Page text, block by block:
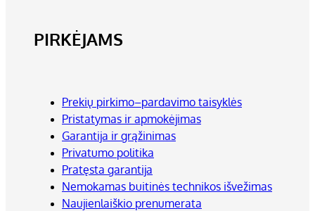
PIRKĖJAMS
Prekių pirkimo–pardavimo taisyklės
Pristatymas ir apmokėjimas
Garantija ir grąžinimas
Privatumo politika
Pratęsta garantija
Nemokamas buitinės technikos išvežimas
Naujienlaiškio prenumerata